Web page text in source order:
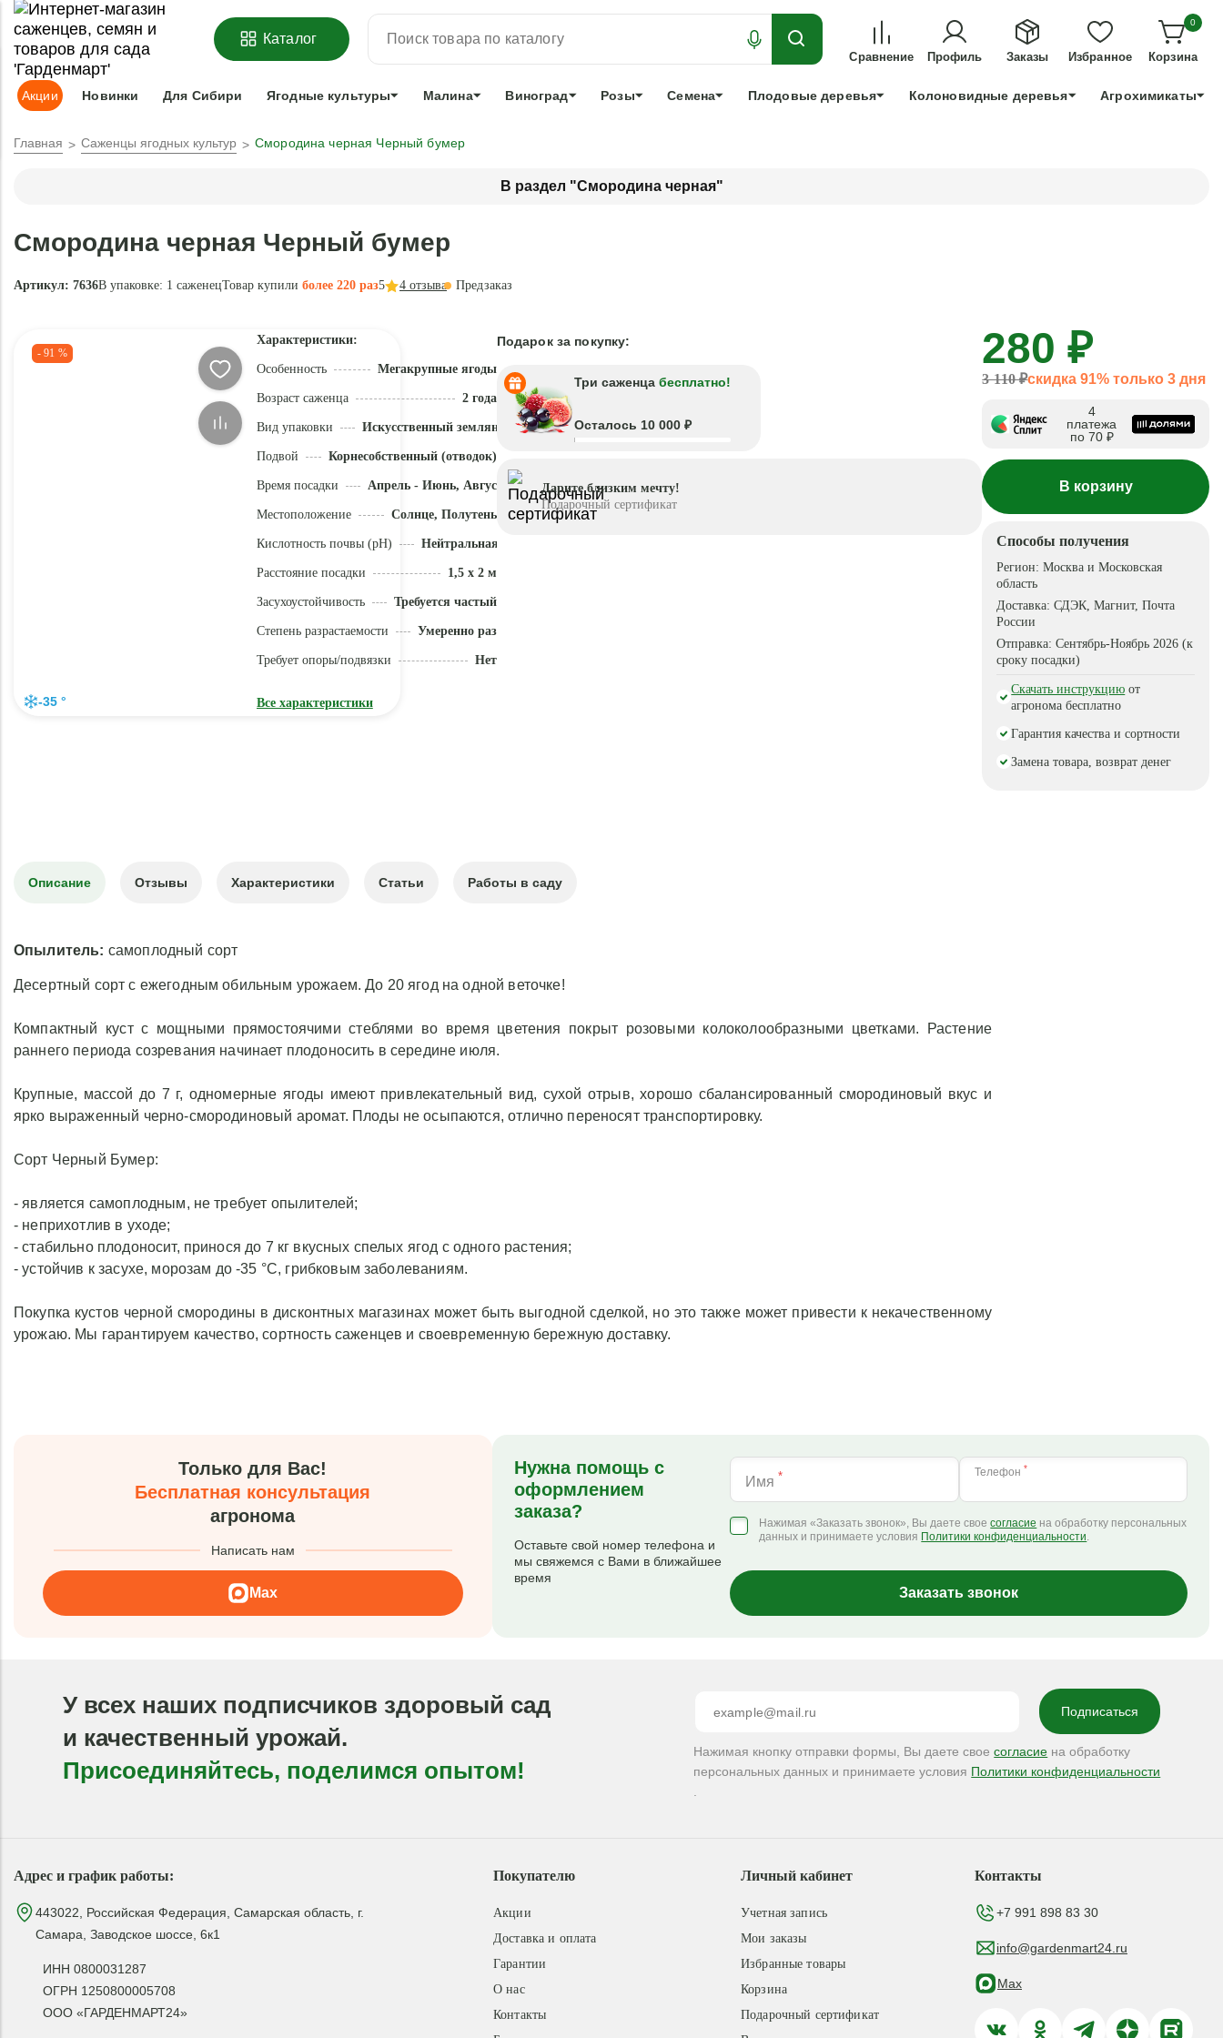
ОФОРМИТЬПРЕДЗАКАЗ =ЗАБРОНИРОВАТЬЛУЧШЕЕ ДЛЯ ТЕХ, КТО УСПЕЕТ!
Адрес доставки:Москва Доставка и оплата Гарантии +7 991 898 83 30
Каталог
Сравнение Профиль Заказы Избранное
0
Корзина
Акции Новинки Для Сибири Ягодные культуры Малина Виноград Розы Семена Плодовые деревья Колоновидные деревья Агрохимикаты
Главная Саженцы ягодных культур Смородина черная Черный бумер
В раздел "Смородина черная"
Смородина черная Черный бумер
Артикул: 7636В упаковке: 1 саженецТовар купили более 220 раз5 4 отзыва Предзаказ
- 91 %
-35 °
Характеристики:
Особенность Мегакрупные ягоды
Возраст саженца 2 года
Вид упаковки Искусственный земляной ком
Подвой Корнесобственный (отводок)
Время посадки Апрель - Июнь, Август - Октябрь
Местоположение Солнце, Полутень
Кислотность почвы (pH) Нейтральная (5,5 - 7)
Расстояние посадки 1,5 x 2 м
Засухоустойчивость Требуется частый полив
Степень разрастаемости Умеренно разрастается
Требует опоры/подвязки Нет
Все характеристики
Подарок за покупку:
Три саженца бесплатно!
Осталось 10 000 ₽
Дарите близким мечту!
Подарочный сертификат
280 ₽
3 110 ₽скидка 91% только 3 дня
4
платежа
по 70 ₽
В корзину
Способы получения
Регион:Москва и Московская
область
Доставка:СДЭК, Магнит, Почта
России
Отправка:Сентябрь-Ноябрь 2026 (к
сроку посадки)
Скачать инструкцию от
агронома бесплатно
Гарантия качества и сортности
Замена товара, возврат денег
Описание Отзывы Характеристики Статьи Работы в саду
Опылитель: самоплодный сорт
Десертный сорт с ежегодным обильным урожаем. До 20 ягод на одной веточке!
Компактный куст с мощными прямостоячими стеблями во время цветения покрыт розовыми колоколообразными цветками. Растение
раннего периода созревания начинает плодоносить в середине июля.
Крупные, массой до 7 г, одномерные ягоды имеют привлекательный вид, сухой отрыв, хорошо сбалансированный смородиновый вкус и
ярко выраженный черно-смородиновый аромат. Плоды не осыпаются, отлично переносят транспортировку.
Сорт Черный Бумер:
- является самоплодным, не требует опылителей;
- неприхотлив в уходе;
- стабильно плодоносит, принося до 7 кг вкусных спелых ягод с одного растения;
- устойчив к засухе, морозам до -35 °С, грибковым заболеваниям.
Покупка кустов черной смородины в дисконтных магазинах может быть выгодной сделкой, но это также может привести к некачественному
урожаю. Мы гарантируем качество, сортность саженцев и своевременную бережную доставку.
Только для Вас!
Бесплатная консультация
агронома
Написать нам
Max
Нужна помощь с
оформлением
заказа?
Оставьте свой номер телефона и
мы свяжемся с Вами в ближайшее
время
Имя * Телефон *
Нажимая «Заказать звонок», Вы даете своесогласие на обработку персональных
данных и принимаете условия Политики конфиденциальности.
Заказать звонок
У всех наших подписчиков здоровый сад
и качественный урожай.
Присоединяйтесь, поделимся опытом!
Нажимая кнопку отправки формы, Вы даете своесогласие на обработку
персональных данных и принимаете условия Политики конфиденциальности
Адрес и график работы:
443022, Российская Федерация, Самарская область, г.
Самара, Заводское шоссе, 6к1
ИНН 0800031287
ОГРН 1250800005708
ООО «ГАРДЕНМАРТ24»
Покупателю
Акции
Доставка и оплата
Гарантии
О нас
Контакты
Личный кабинет
Учетная запись
Мои заказы
Избранные товары
Корзина
Подарочный сертификат
Контакты
+7 991 898 83 30
info@gardenmart24.ru
Max